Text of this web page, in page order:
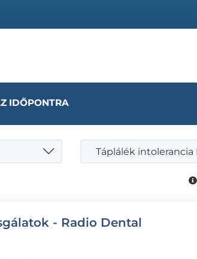
IDŐPONTRA
- Radio Dental